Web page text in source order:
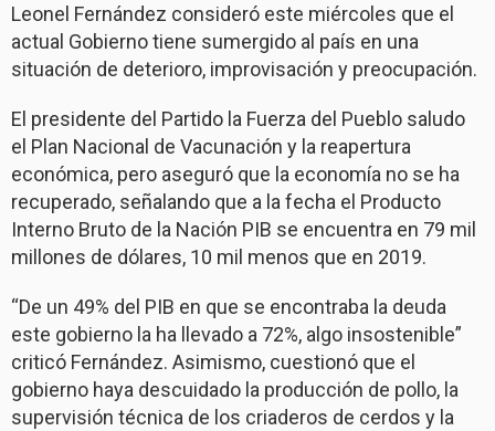
Leonel Fernández consideró este miércoles que el
actual Gobierno tiene sumergido al país en una
situación de deterioro, improvisación y preocupación.
El presidente del Partido la Fuerza del Pueblo saludo
el Plan Nacional de Vacunación y la reapertura
económica, pero aseguró que la economía no se ha
recuperado, señalando que a la fecha el Producto
Interno Bruto de la Nación PIB se encuentra en 79 mil
millones de dólares, 10 mil menos que en 2019.
“De un 49% del PIB en que se encontraba la deuda
este gobierno la ha llevado a 72%, algo insostenible”
criticó Fernández. Asimismo, cuestionó que el
gobierno haya descuidado la producción de pollo, la
supervisión técnica de los criaderos de cerdos y la